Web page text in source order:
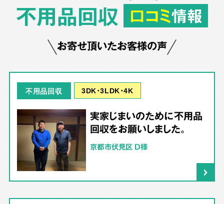
不用品回収 口コミ情報
お寄せ頂いたお客様の声
不用品回収 3DK･3LDK･4K
実家じまいのために不用品
回収をお願いしました。
京都市伏見区 D様